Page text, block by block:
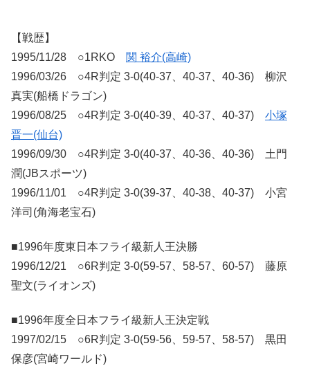
【戦歴】
1995/11/28 ○1RKO 関 裕介(高崎)
1996/03/26 ○4R判定 3-0(40-37、40-37、40-36) 柳沢
真実(船橋ドラゴン)
1996/08/25 ○4R判定 3-0(40-39、40-37、40-37) 小塚
晋一(仙台)
1996/09/30 ○4R判定 3-0(40-37、40-36、40-36) 土門
潤(JBスポーツ)
1996/11/01 ○4R判定 3-0(39-37、40-38、40-37) 小宮
洋司(角海老宝石)
■1996年度東日本フライ級新人王決勝
1996/12/21 ○6R判定 3-0(59-57、58-57、60-57) 藤原
聖文(ライオンズ)
■1996年度全日本フライ級新人王決定戦
1997/02/15 ○6R判定 3-0(59-56、59-57、58-57) 黒田
保彦(宮崎ワールド)